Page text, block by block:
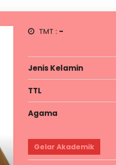
TMT : -
Jenis Kelamin
TTL
Agama
Gelar Akademik